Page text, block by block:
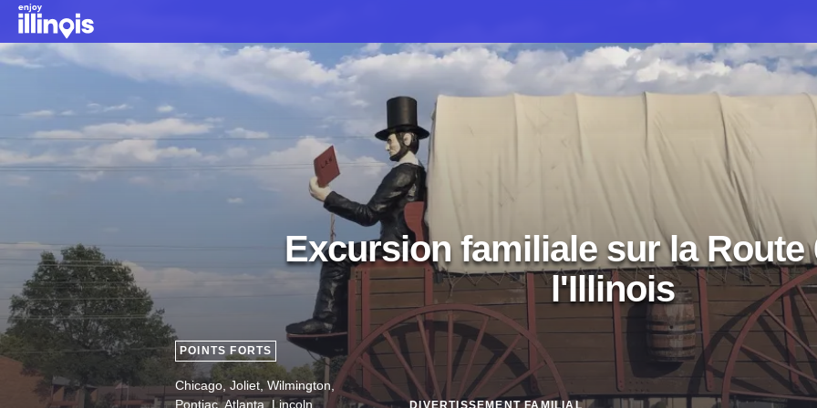
Aller au contenu principal
Excursion familiale sur la Route
l'Illinois
DIVERTISSEMENT FAMILIAL
POINTS FORTS
Chicago, Joliet, Wilmington,
Pontiac, Atlanta, Lincoln,